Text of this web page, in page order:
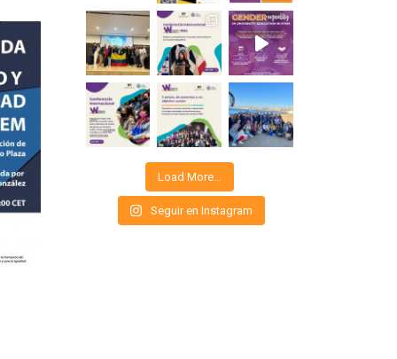
Load More…
Seguir en Instagram